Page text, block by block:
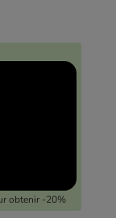
obtenir -20%